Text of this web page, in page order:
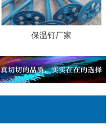
保温钉厂家